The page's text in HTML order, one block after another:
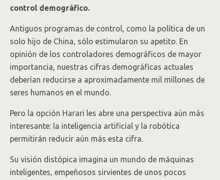
control demográfico.
Antiguos programas de control, como la política de un
solo hijo de China, sólo estimularon su apetito. En
opinión de los controladores demográficos de mayor
importancia, nuestras cifras demográficas actuales
deberían reducirse a aproximadamente mil millones de
seres humanos en el mundo.
Pero la opción Harari les abre una perspectiva aún más
interesante: la inteligencia artificial y la robótica
permitirán reducir aún más esta cifra.
Su visión distópica imagina un mundo de máquinas
inteligentes, empeñosos sirvientes de unos pocos